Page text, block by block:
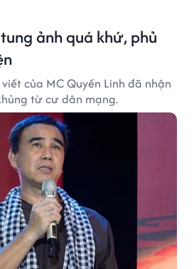
ảnh quá khứ, phủ
của MC Quyền Linh đã nhận
từ cư dân mạng.